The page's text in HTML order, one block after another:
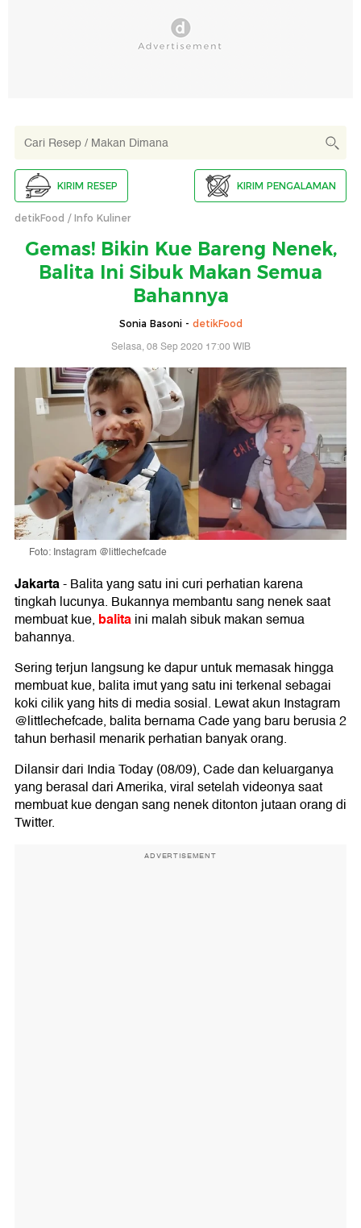
KIRIM RESEP KIRIM PENGALAMAN
detikFood Info Kuliner
Gemas! Bikin Kue Bareng Nenek,
Balita Ini Sibuk Makan Semua
Bahannya
Sonia Basoni - detikFood
Selasa, 08 Sep 2020 17:00 WIB
Foto: Instagram @littlechefcade
Jakarta-Balita yang satu ini curi perhatian karena
tingkah lucunya. Bukannya membantu sang nenek saat
membuat kue, balitaini malah sibuk makan semua
bahannya.
Sering terjun langsung ke dapur untuk memasak hingga
membuat kue, balita imut yang satu ini terkenal sebagai
koki cilik yang hits di media sosial. Lewat akun Instagram
@littlechefcade, balita bernama Cade yang baru berusia 2
tahun berhasil menarik perhatian banyak orang.
Dilansir dari India Today (08/09), Cade dan keluarganya
yang berasal dari Amerika, viral setelah videonya saat
membuat kue dengan sang nenek ditonton jutaan orang di
Twitter.
ADVERTISEMENT